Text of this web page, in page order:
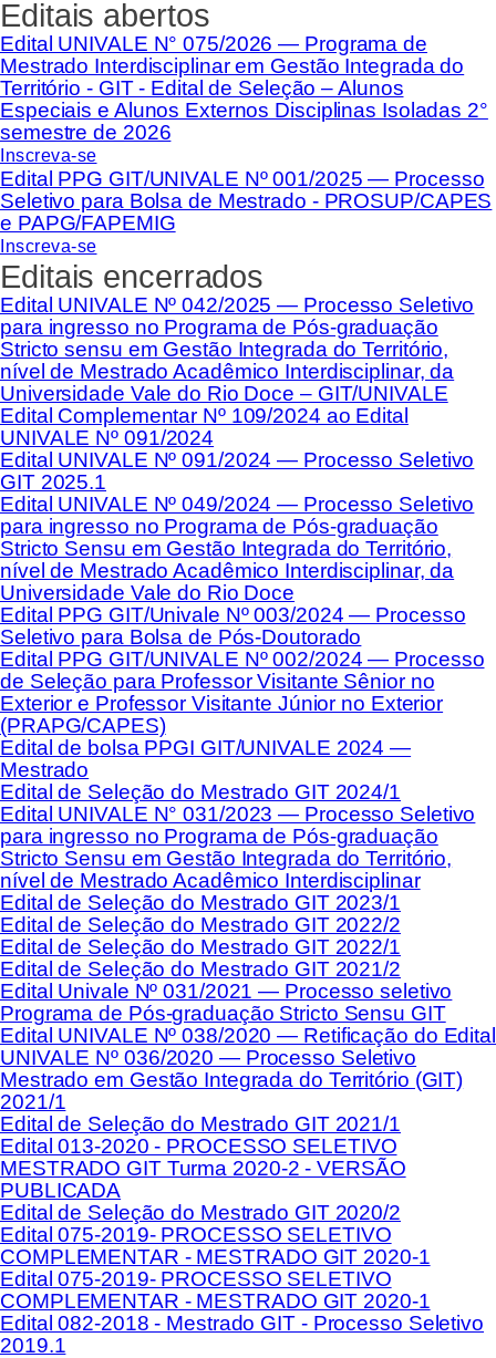
Editais abertos
Edital UNIVALE N° 075/2026 — Programa de
Mestrado Interdisciplinar em Gestão Integrada do
Território - GIT - Edital de Seleção – Alunos
Especiais e Alunos Externos Disciplinas Isoladas 2°
semestre de 2026
Inscreva-se
Edital PPG GIT/UNIVALE Nº 001/2025 — Processo
Seletivo para Bolsa de Mestrado - PROSUP/CAPES
e PAPG/FAPEMIG
Inscreva-se
Editais encerrados
Edital UNIVALE Nº 042/2025 — Processo Seletivo
para ingresso no Programa de Pós-graduação
Stricto sensu em Gestão Integrada do Território,
nível de Mestrado Acadêmico Interdisciplinar, da
Universidade Vale do Rio Doce – GIT/UNIVALE
Edital Complementar Nº 109/2024 ao Edital
UNIVALE Nº 091/2024
Edital UNIVALE Nº 091/2024 — Processo Seletivo
GIT 2025.1
Edital UNIVALE Nº 049/2024 — Processo Seletivo
para ingresso no Programa de Pós-graduação
Stricto Sensu em Gestão Integrada do Território,
nível de Mestrado Acadêmico Interdisciplinar, da
Universidade Vale do Rio Doce
Edital PPG GIT/Univale Nº 003/2024 — Processo
Seletivo para Bolsa de Pós-Doutorado
Edital PPG GIT/UNIVALE Nº 002/2024 — Processo
de Seleção para Professor Visitante Sênior no
Exterior e Professor Visitante Júnior no Exterior
(PRAPG/CAPES)
Edital de bolsa PPGI GIT/UNIVALE 2024 —
Mestrado
Edital de Seleção do Mestrado GIT 2024/1
Edital UNIVALE N° 031/2023 — Processo Seletivo
para ingresso no Programa de Pós-graduação
Stricto Sensu em Gestão Integrada do Território,
nível de Mestrado Acadêmico Interdisciplinar
Edital de Seleção do Mestrado GIT 2023/1
Edital de Seleção do Mestrado GIT 2022/2
Edital de Seleção do Mestrado GIT 2022/1
Edital de Seleção do Mestrado GIT 2021/2
Edital Univale Nº 031/2021 — Processo seletivo
Programa de Pós-graduação Stricto Sensu GIT
Edital UNIVALE Nº 038/2020 — Retificação do Edital
UNIVALE Nº 036/2020 — Processo Seletivo
Mestrado em Gestão Integrada do Território (GIT)
2021/1
Edital de Seleção do Mestrado GIT 2021/1
Edital 013-2020 - PROCESSO SELETIVO
MESTRADO GIT Turma 2020-2 - VERSÃO
PUBLICADA
Edital de Seleção do Mestrado GIT 2020/2
Edital 075-2019- PROCESSO SELETIVO
COMPLEMENTAR - MESTRADO GIT 2020-1
Edital 075-2019- PROCESSO SELETIVO
COMPLEMENTAR - MESTRADO GIT 2020-1
Edital 082-2018 - Mestrado GIT - Processo Seletivo
2019.1